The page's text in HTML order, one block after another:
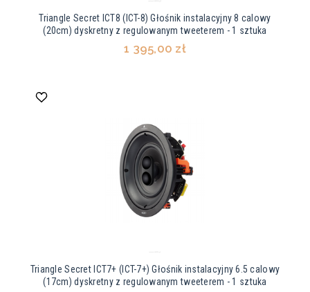
Triangle Secret ICT8 (ICT-8) Głośnik instalacyjny 8 calowy
(20cm) dyskretny z regulowanym tweeterem - 1 sztuka
1 395,00 zł
Triangle Secret ICT7+ (ICT-7+) Głośnik instalacyjny 6.5 calowy
(17cm) dyskretny z regulowanym tweeterem - 1 sztuka